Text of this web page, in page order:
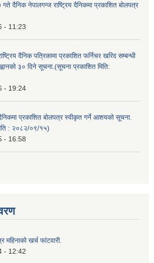
दैनिक नेपालगन्ज राष्ट्रिय दैनिकमा प्रकाशित बोलपत्र
- 11:23
दैनिक पत्रिकामा प्रकाशित फर्निचर खरिद सम्बन्धी
३० दिने सूचना.(सूचना प्रकाशित मिति:
- 19:24
प्रकाशित बोलपत्र स्वीकृत गर्ने आशयको सूचना.
: २०८२/०९/१५)
- 16:58
खर्च फांटवारी.
- 12:42